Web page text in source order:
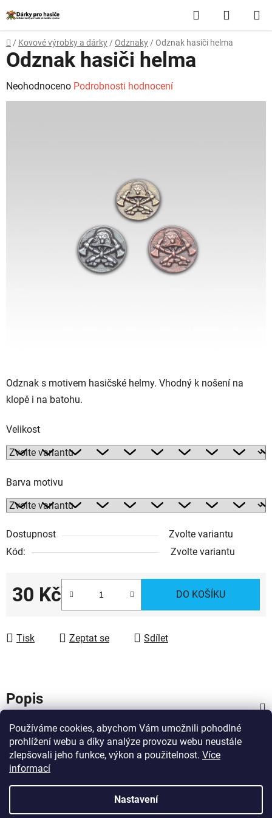
Používáme cookies, abychom Vám umožnili pohodlné
prohlížení webu a díky analýze provozu webu neustále
zlepšovali jeho funkce, výkon a použitelnost. Více
informací
Nastavení
na
obsah
Hledat
KOŠÍK
Domů
/ Kovové výrobky a dárky / Odznaky / Odznak hasiči helma
Odznak s motivem hasičské helmy. Vhodný k nošení na
klopě i na batohu.
Velikost
Barva motivu
Dostupnost
Zvolte variantu
Kód:
Zvolte variantu
30 Kč
Měrná cena:
DO KOŠÍKU
Tisk Zeptat se Sdílet
Odznak hasiči helma
Průměrné
hodnocení
Neohodnoceno Podrobnosti hodnocení
Popis
Diskuze
Copyright 2026Dárky pro hasiče. Všechna práva
Upravit nastavení cookies